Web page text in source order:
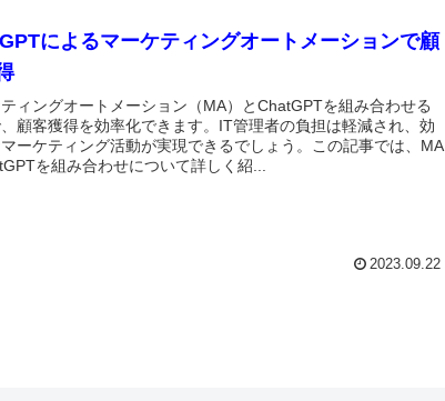
によるマーケティングオートメーションで顧
ィングオートメーション（MA）とChatGPTを組み合わせる
顧客獲得を効率化できます。IT管理者の負担は軽減され、効
ーケティング活動が実現できるでしょう。この記事では、MA
を組み合わせについて詳しく紹...
2023.09.22